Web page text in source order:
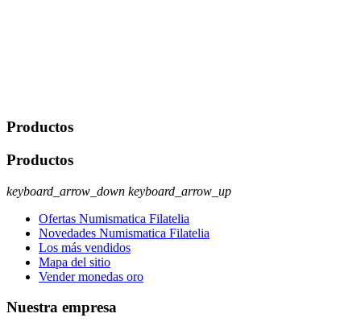
Productos
Productos
keyboard_arrow_down keyboard_arrow_up
Ofertas Numismatica Filatelia
Novedades Numismatica Filatelia
Los más vendidos
Mapa del sitio
Vender monedas oro
Nuestra empresa